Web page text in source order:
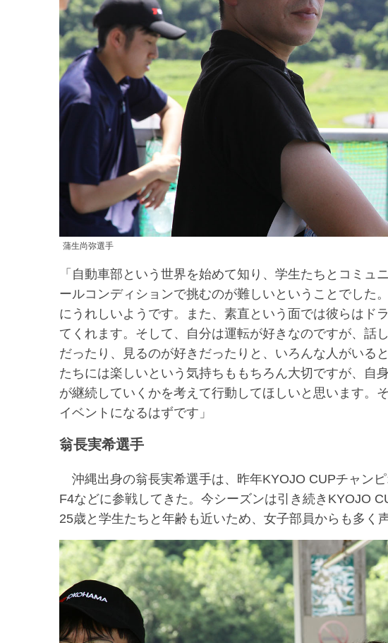
蒲生尚弥選手
「自動車部という世界を始めて知り、学生たちとコミ
ールコンディションで挑むのが難しいということでした
にうれしいようです。また、素直という面では彼らはド
てくれます。そして、自分は運転が好きなのですが、話
だったり、見るのが好きだったりと、いろんな人がいる
たちには楽しいという気持ちももちろん大切ですが、自
が継続していくかを考えて行動してほしいと思います。
イベントになるはずです」
翁長実希選手
沖縄出身の翁長実希選手は、昨年KYOJO CUPチャン
F4などに参戦してきた。今シーズンは引き続きKYOJO
25歳と学生たちと年齢も近いため、女子部員からも多く